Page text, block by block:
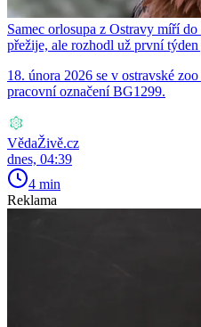
Samec orlosupa z Ostravy míří
přežije, ale rozhodl už první
18. února 2026 se v ostravské
pracovní označení BG1299.
VědaŽivě.cz
dnes, 04:39
4 min
Reklama